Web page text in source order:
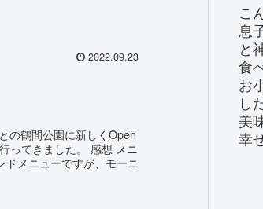
2022.09.23
の鶴間公園に新しくOpen
ってきました。 感想 メニ
ドメニューですが、モーニ
こ
息
と
食
お
し
美
幸